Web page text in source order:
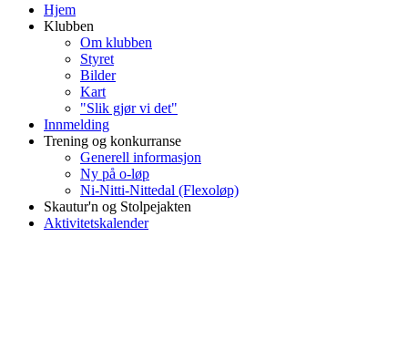
Hjem
Klubben
Om klubben
Styret
Bilder
Kart
"Slik gjør vi det"
Innmelding
Trening og konkurranse
Generell informasjon
Ny på o-løp
Ni-Nitti-Nittedal (Flexoløp)
Skautur'n og Stolpejakten
Aktivitetskalender